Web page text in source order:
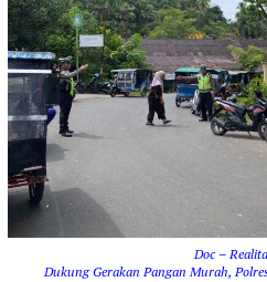
Doc –
Dukung Gerakan Pangan Murah,